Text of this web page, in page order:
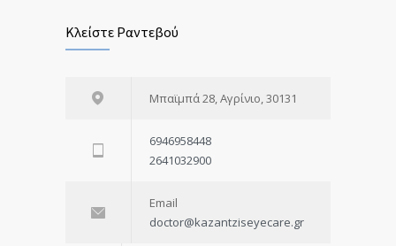
Κλείστε Ραντεβού
Μπαϊμπά 28, Αγρίνιο, 30131
6946958448
2641032900
Email
doctor@kazantziseyecare.gr